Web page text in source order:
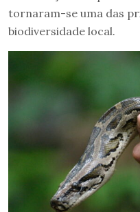
tornaram-se uma das
biodiversidade local.